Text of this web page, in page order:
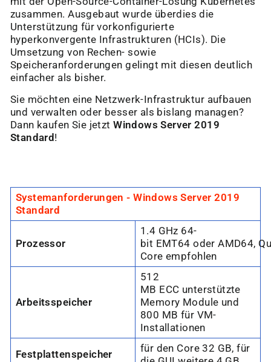
zusammen. Ausgebaut wurde überdies die
Unterstützung für vorkonfigurierte
hyperkonvergente Infrastrukturen (HCIs). Die
Umsetzung von Rechen- sowie
Speicheranforderungen gelingt mit diesen deutlich
einfacher als bisher.
Sie möchten eine Netzwerk-Infrastruktur aufbauen
und verwalten oder besser als bislang managen?
Dann kaufen Sie jetztWindows Server 2019
Standard !
Systemanforderungen -Windows Server 2019
Standard
Prozessor
1.4 GHz 64-
bit EMT64 oder AMD64,
Core empfohlen
Arbeitsspeicher
512
MB ECC unterstützte
Memory Module und
800 MB für VM-
Installationen
Festplattenspeicher
für den Core 32 GB, für